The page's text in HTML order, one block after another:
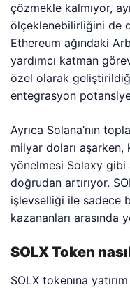
çözmekle kalmıyor,
ölçeklenebilirliğini de
Ethereum ağındaki
yardımcı katman
özel olarak
entegrasyon
Ayrıca Solana’nın
milyar doları aşarken,
yönelmesi Solaxy gibi
doğrudan artırıyor.
işlevselliği ile sadece
kazananları arasında
SOLX Token
SOLX tokenına